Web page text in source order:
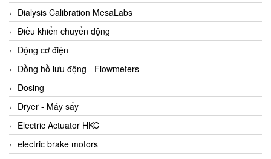
Amarillo Gear
Ametek
AMPTRON Vietnam
AND Vietnam
ANDERSON-NEGELE
ANDILOG Technologies Vietnam
Anritsu
ANTEC S.A
Dialysis Calibration MesaLabs
Điều khiển chuyển động
Động cơ điện
Đồng hồ lưu động - Flowmeters
Dosing
Dryer - Máy sấy
Electric Actuator HKC
electric brake motors